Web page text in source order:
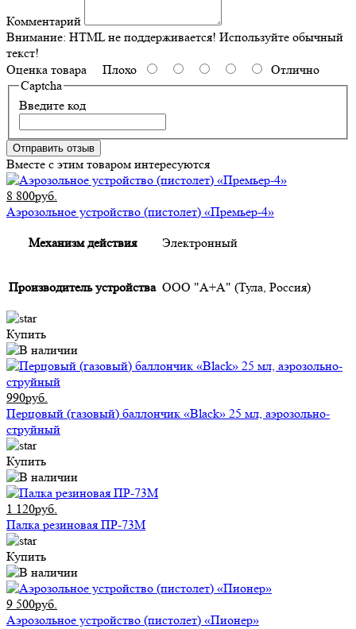
Комментарий
Внимание: HTML не поддерживается! Используйте обычный
текст!
Оценка товара Плохо
Отлично
Captcha
Введите код
Отправить отзыв
Вместе с этим товаром интересуются
8 800руб.
Аэрозольное устройство (пистолет) «Премьер-4»
Механизм действия Электронный
Производитель устройства ООО "А+А" (Тула, Россия)
Купить
990руб.
Перцовый (газовый) баллончик «Black» 25 мл, аэрозольно-
струйный
Купить
1 120руб.
Палка резиновая ПР-73М
Купить
9 500руб.
Аэрозольное устройство (пистолет) «Пионер»